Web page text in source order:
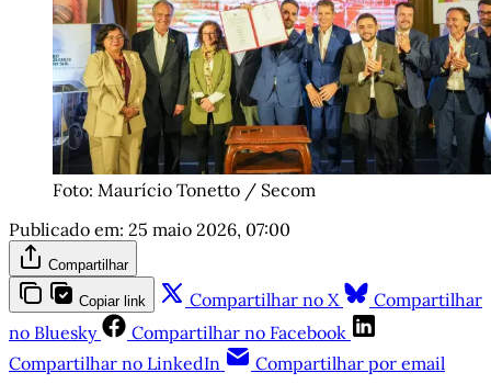
Foto: Maurício Tonetto / Secom
Publicado em: 25 maio 2026, 07:00
Compartilhar
Copiar link Compartilhar no X
Compartilhar
no Bluesky
Compartilhar no Facebook
Compartilhar no LinkedIn
Compartilhar por email